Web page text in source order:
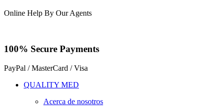
Online Help By Our Agents
100% Secure Payments
PayPal / MasterCard / Visa
QUALITY MED
Acerca de nosotros